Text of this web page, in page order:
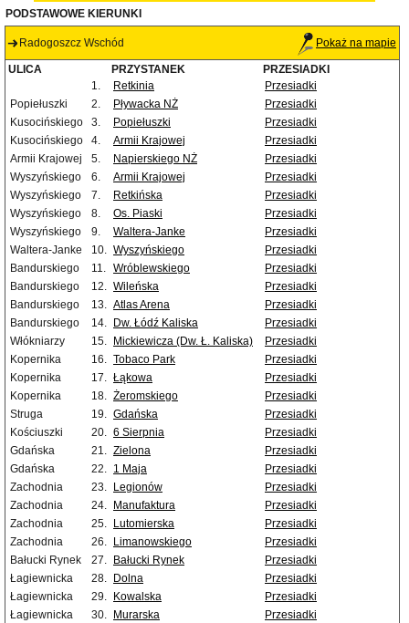
PODSTAWOWE KIERUNKI
Radogoszcz Wschód Pokaż na mapie
ULICA PRZYSTANEK
PRZESIADKI
1.
Retkinia
Przesiadki
Popiełuszki
2. Pływacka NŻ
Przesiadki
Kusocińskiego
3. Popiełuszki
Przesiadki
Kusocińskiego
4. Armii Krajowej
Przesiadki
Armii Krajowej
5. Napierskiego NŻ
Przesiadki
Wyszyńskiego
6. Armii Krajowej
Przesiadki
Wyszyńskiego
7. Retkińska
Przesiadki
Wyszyńskiego
8. Os. Piaski
Przesiadki
Wyszyńskiego
9. Waltera-Janke
Przesiadki
Waltera-Janke
10. Wyszyńskiego
Przesiadki
Bandurskiego
11. Wróblewskiego
Przesiadki
Bandurskiego
12. Wileńska
Przesiadki
Bandurskiego
13. Atlas Arena
Przesiadki
Bandurskiego
14. Dw. Łódź Kaliska
Przesiadki
Włókniarzy
15. Mickiewicza (Dw. Ł. Kaliska)
Przesiadki
Kopernika
16. Tobaco Park
Przesiadki
Kopernika
17. Łąkowa
Przesiadki
Kopernika
18. Żeromskiego
Przesiadki
Struga
19. Gdańska
Przesiadki
Kościuszki
20. 6 Sierpnia
Przesiadki
Gdańska
21. Zielona
Przesiadki
Gdańska
22. 1 Maja
Przesiadki
Zachodnia
23. Legionów
Przesiadki
Zachodnia
24. Manufaktura
Przesiadki
Zachodnia
25. Lutomierska
Przesiadki
Zachodnia
26. Limanowskiego
Przesiadki
Bałucki Rynek
27. Bałucki Rynek
Przesiadki
Łagiewnicka
28. Dolna
Przesiadki
Łagiewnicka
29. Kowalska
Przesiadki
Łagiewnicka
30. Murarska
Przesiadki